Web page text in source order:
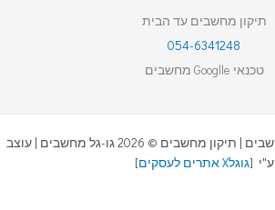
תיקון מחשבים עד הבית
054-6341248
טכנאי Googlle מחשבים
זכויות שמורות טכנאי מחשבים | תיקון מחשבים © 2026 גו-גל מחשבים | עוצב
ע"י [גוגלX אתרים לעסקים ]